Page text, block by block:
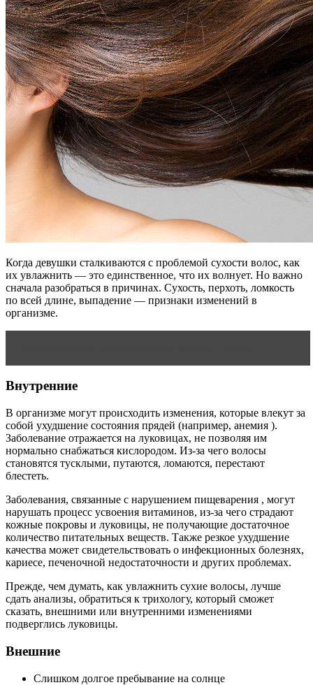
Когда девушки сталкиваются с проблемой сухости волос, как
их увлажнить — это единственное, что их волнует. Но важно
сначала разобраться в причинах. Сухость, перхоть, ломкость
по всей длине, выпадение — признаки изменений в
организме.
Внутренние
В организме могут происходить изменения, которые влекут за
собой ухудшение состояния прядей (например, анемия ).
Заболевание отражается на луковицах, не позволяя им
нормально снабжаться кислородом. Из-за чего волосы
становятся тусклыми, путаются, ломаются, перестают
блестеть.
Заболевания, связанные с нарушением пищеварения , могут
нарушать процесс усвоения витаминов, из-за чего страдают
кожные покровы и луковицы, не получающие достаточное
количество питательных веществ. Также резкое ухудшение
качества может свидетельствовать о инфекционных болезнях,
кариесе, печеночной недостаточности и других проблемах.
Прежде, чем думать, как увлажнить сухие волосы, лучше
сдать анализы, обратиться к трихологу, который сможет
сказать, внешними или внутренними изменениями
подверглись луковицы.
Внешние
Слишком долгое пребывание на солнце